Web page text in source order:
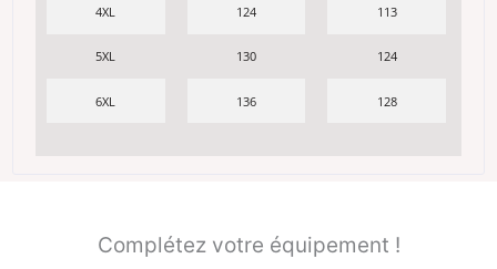
4XL
5XL
6XL
124
130
136
113
124
128
Complétez votre équipement !